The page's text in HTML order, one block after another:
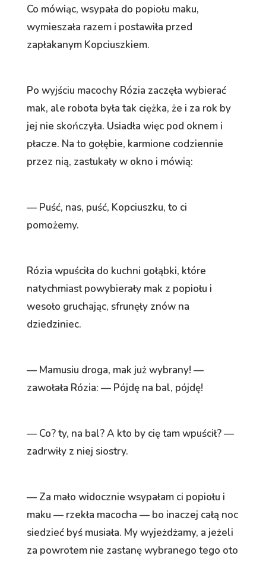
Co mówiąc, wsypała do popiołu maku,
wymieszała razem i postawiła przed
zapłakanym Kopciuszkiem.
Po wyjściu macochy Rózia zaczęła wybierać
mak, ale robota była tak ciężka, że i za rok by
jej nie skończyła. Usiadła więc pod oknem i
płacze. Na to gołębie, karmione codziennie
przez nią, zastukały w okno i mówią:
— Puść, nas, puść, Kopciuszku, to ci
pomożemy.
Rózia wpuściła do kuchni gołąbki, które
natychmiast powybierały mak z popiołu i
wesoło gruchając, sfrunęły znów na
dziedziniec.
— Mamusiu droga, mak już wybrany! —
zawołała Rózia: — Pójdę na bal, pójdę!
— Co? ty, na bal? A kto by cię tam wpuścił? —
zadrwiły z niej siostry.
— Za mało widocznie wsypałam ci popiołu i
maku — rzekła macocha — bo inaczej całą noc
siedzieć byś musiała. My wyjeżdżamy, a jeżeli
za powrotem nie zastanę wybranego tego oto